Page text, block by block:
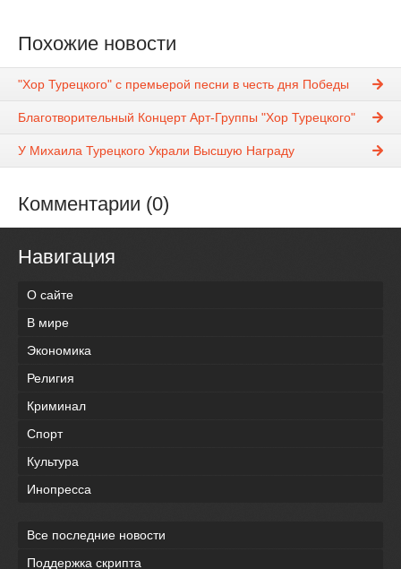
Похожие новости
"Хор Турецкого" с премьерой песни в честь дня Победы
Благотворительный Концерт Арт-Группы "Хор Турецкого"
У Михаила Турецкого Украли Высшую Награду
Комментарии (0)
Навигация
О сайте
В мире
Экономика
Религия
Криминал
Спорт
Культура
Инопресса
Все последние новости
Поддержка скрипта